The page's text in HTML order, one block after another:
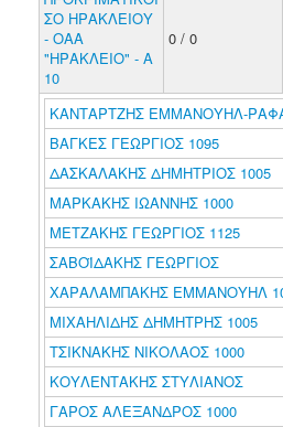
ΣΟ ΗΡΑΚΛΕΙΟΥ
- ΟΑΑ
"ΗΡΑΚΛΕΙΟ" - Α
10
0 / 0
ΚΑΝΤΑΡΤΖΗΣ ΕΜΜΑΝΟΥΗΛ-
ΒΑΓΚΕΣ ΓΕΩΡΓΙΟΣ 1095
ΔΑΣΚΑΛΑΚΗΣ ΔΗΜΗΤΡΙΟΣ 1005
ΜΑΡΚΑΚΗΣ ΙΩΑΝΝΗΣ 1000
ΜΕΤΖΑΚΗΣ ΓΕΩΡΓΙΟΣ 1125
ΣΑΒΟΪΔΑΚΗΣ ΓΕΩΡΓΙΟΣ
ΧΑΡΑΛΑΜΠΑΚΗΣ ΕΜΜΑΝΟΥΗΛ
ΜΙΧΑΗΛΙΔΗΣ ΔΗΜΗΤΡΗΣ 1005
ΤΣΙΚΝΑΚΗΣ ΝΙΚΟΛΑΟΣ 1000
ΚΟΥΛΕΝΤΑΚΗΣ ΣΤΥΛΙΑΝΟΣ
ΓΑΡΟΣ ΑΛΕΞΑΝΔΡΟΣ 1000